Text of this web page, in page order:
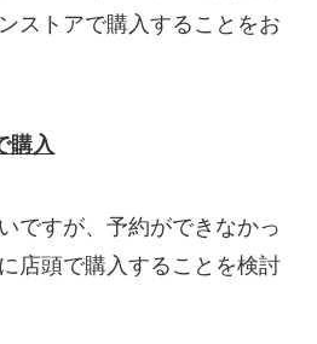
ストアで購入することをお
購入
ですが、予約ができなかっ
店頭で購入することを検討